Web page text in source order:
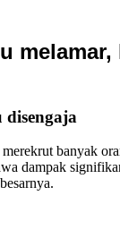
melamar,
banyak
dampak